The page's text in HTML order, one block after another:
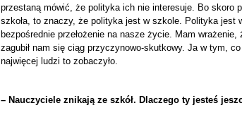
przestaną mówić, że polityka ich nie interesuje. Bo skoro
szkoła, to znaczy, że polityka jest w szkole. Polityka jest
bezpośrednie przełożenie na nasze życie. Mam wrażenie,
zagubił nam się ciąg przyczynowo-skutkowy. Ja w tym,
najwięcej ludzi to zobaczyło.
– Nauczyciele znikają ze szkół. Dlaczego ty jesteś